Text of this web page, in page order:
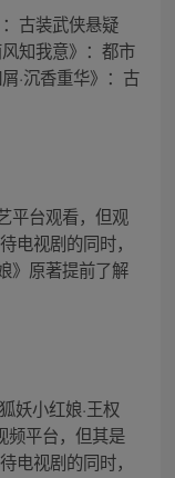
古装武侠悬疑
知我意》：都市
·沉香重华》：古
平台观看，但观
电视剧的同时，
》原著提前了解
妖小红娘·王权
频平台，但其是
电视剧的同时，